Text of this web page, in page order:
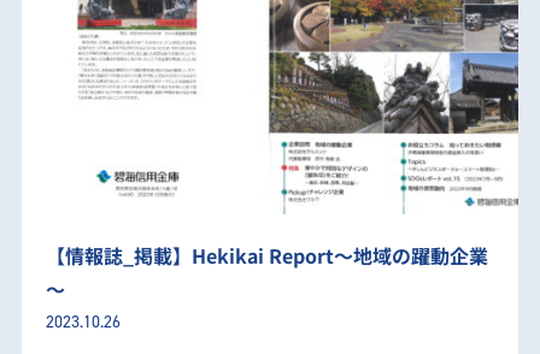
【情報誌_掲載】Hekikai Report～地域の躍動企業
～
2023.10.26